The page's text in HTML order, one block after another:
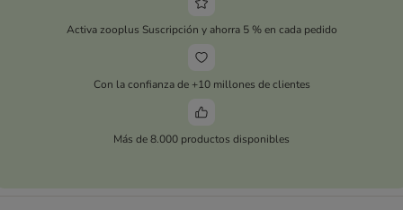
Activa zooplus Suscripción y ahorra 5 % en cada pedido
Con la confianza de +10 millones de clientes
Más de 8.000 productos disponibles